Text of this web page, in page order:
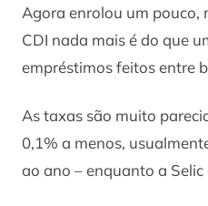
Agora enrolou um pouco,
CDI nada mais é do que
empréstimos feitos entre
As taxas são muito
0,1% a menos,
ao ano – enquanto a